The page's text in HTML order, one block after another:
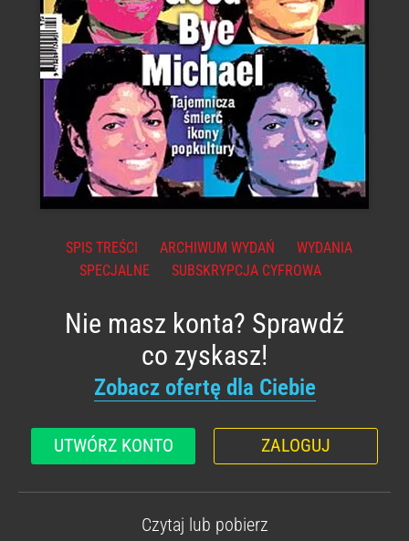
SPIS TREŚCI ARCHIWUM WYDAŃ
WYDANIA
SPECJALNE
SUBSKRYPCJA CYFROWA
Nie masz konta? Sprawdź
co zyskasz!
Zobacz ofertę dla Ciebie
UTWÓRZ KONTO ZALOGUJ
Czytaj lub pobierz